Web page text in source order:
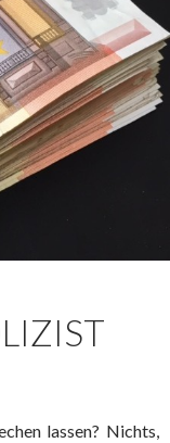
lassen? Nichts,